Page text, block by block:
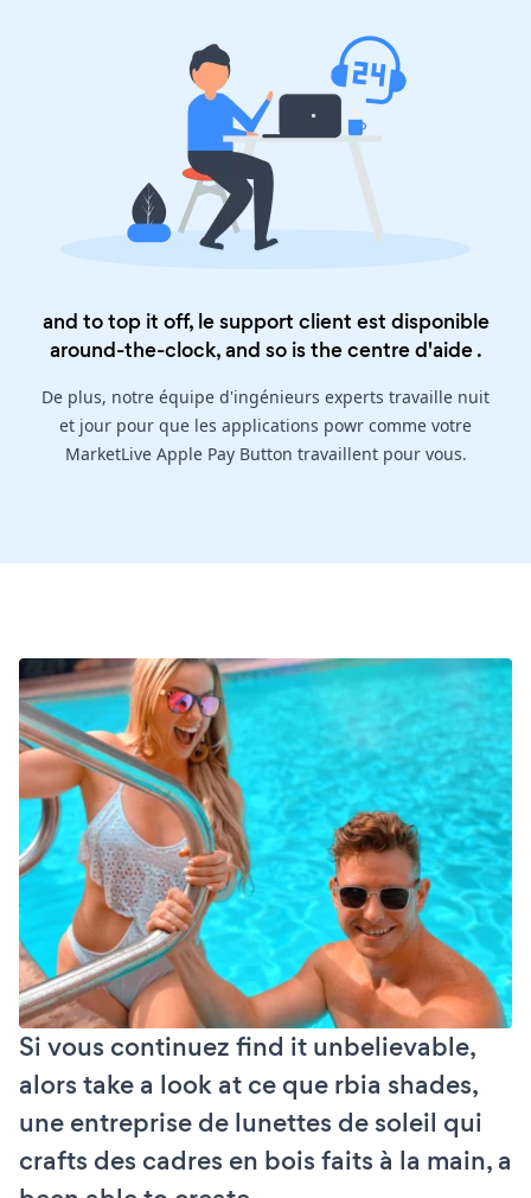
and to top it off, le support client est disponible
around-the-clock, and so is thecentre d'aide.
De plus, notre équipe d'ingénieurs experts travaille nuit
et jour pour que les applications powr comme votre
MarketLive Apple Pay Button travaillent pour vous.
Si vous continuez find it unbelievable,
alors take a look at ce que rbia shades,
une entreprise de lunettes de soleil qui
crafts des cadres en bois faits à la main, a